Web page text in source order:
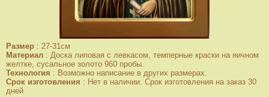
Размер : 27-31см
Материал : Доска липовая с левкасом, темперные краски на яичном
желтке, сусальное золото 960 пробы.
Технология : Возможно написание в других размерах.
Срок изготовления : Нет в наличии. Срок изготовления на заказ 30
дней